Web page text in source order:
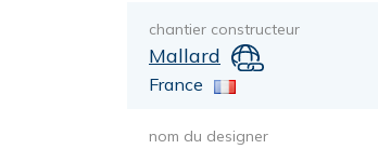
chantier constructeur
Mallard
France
nom du designer